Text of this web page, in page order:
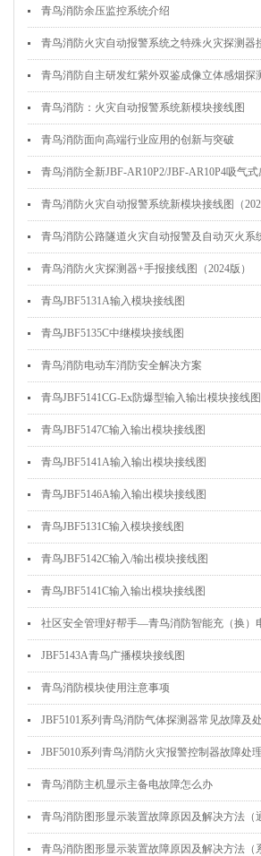
青鸟消防余压监控系统介绍
青鸟消防火灾自动报警系统之特殊火灾探测器
青鸟消防自主研发红紫外双鉴成像立体感烟探
青鸟消防：火灾自动报警系统新模块接线图
青鸟消防面向高端行业应用的创新与突破
青鸟消防全新JBF-AR10P2/JBF-AR10P4吸气
青鸟消防火灾自动报警系统新模块接线图（
青鸟消防公路隧道火灾自动报警及自动灭火系
青鸟消防火灾探测器+手报接线图（2024版）
青鸟JBF5131A输入模块接线图
青鸟JBF5135C中继模块接线图
青鸟消防电动车消防安全解决方案
青鸟JBF5141CG-Ex防爆型输入输出模块接线图
青鸟JBF5147C输入输出模块接线图
青鸟JBF5141A输入输出模块接线图
青鸟JBF5146A输入输出模块接线图
青鸟JBF5131C输入模块接线图
青鸟JBF5142C输入/输出模块接线图
青鸟JBF5141C输入输出模块接线图
社区安全管理好帮手—青鸟消防智能充（换）
JBF5143A青鸟广播模块接线图
青鸟消防模块使用注意事项
JBF5101系列青鸟消防气体探测器常见故障及
JBF5010系列青鸟消防火灾报警控制器故障处
青鸟消防主机显示主备电故障怎么办
青鸟消防图形显示装置故障原因及解决方法（
青鸟消防图形显示装置故障原因及解决方法（